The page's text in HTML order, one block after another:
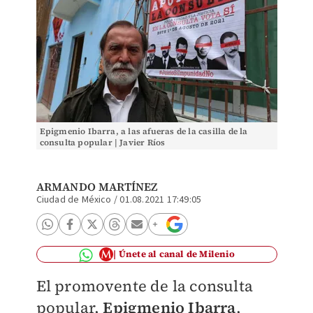
Epigmenio Ibarra, a las afueras de la casilla de la
consulta popular | Javier Ríos
ARMANDO MARTÍNEZ
Ciudad de México /01.08.2021 17:49:05
Únete al canal de Milenio
El promovente de la consulta
popular,Epigmenio Ibarra,